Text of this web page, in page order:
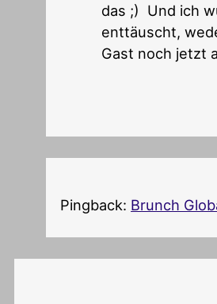
das ;) Und ich
enttäuscht,
Gast noch jetzt
Pingback: Brunch